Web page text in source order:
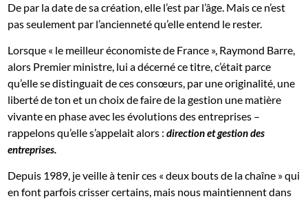
De par la date de sa création, elle l’est par l’âge. Mais ce n’est
pas seulement par l’ancienneté qu’elle entend le rester.
Lorsque « le meilleur économiste de France », Raymond Barre,
alors Premier ministre, lui a décerné ce titre, c’était parce
qu’elle se distinguait de ces consœurs, par une originalité, une
liberté de ton et un choix de faire de la gestion une matière
vivante en phase avec les évolutions des entreprises –
rappelons qu’elle s’appelait alors :direction et gestion des
entreprises.
Depuis 1989, je veille à tenir ces « deux bouts de la chaîne » qui
en font parfois crisser certains, mais nous maintiennent dans